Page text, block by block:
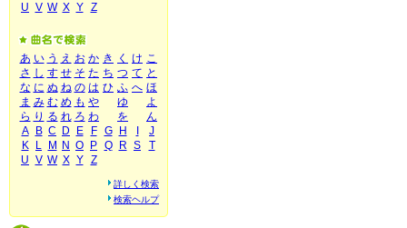
U V W X Y Z
あ い う え お か き く け こ
さ し す せ そ た ち つ て と
な に ぬ ね の は ひ ふ へ ほ
ま み む め も や ゆ
よ
ら り る れ ろ わ を
ん
A
B C D E F G H
J
K
L M N O P Q R S
T
U V W X Y Z
詳しく検索
検索ヘルプ